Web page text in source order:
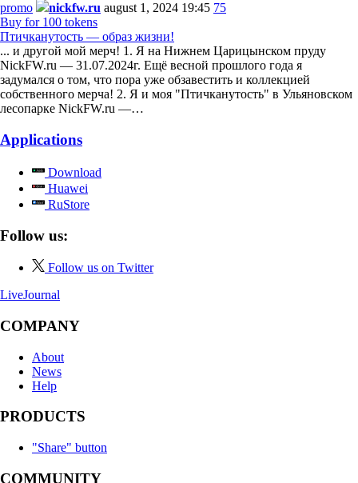
promo nickfw.ru august 1, 2024 19:45 75
Buy for 100 tokens
Птичканутость — образ жизни!
... и другой мой мерч! 1. Я на Нижнем Царицынском пруду
NickFW.ru — 31.07.2024г. Ещё весной прошлого года я
задумался о том, что пора уже обзавестить и коллекцией
собственного мерча! 2. Я и моя "Птичканутость" в Ульяновском
лесопарке NickFW.ru —…
Applications
Download
Huawei
RuStore
Follow us:
Follow us on Twitter
LiveJournal
COMPANY
About
News
Help
PRODUCTS
"Share" button
COMMUNITY